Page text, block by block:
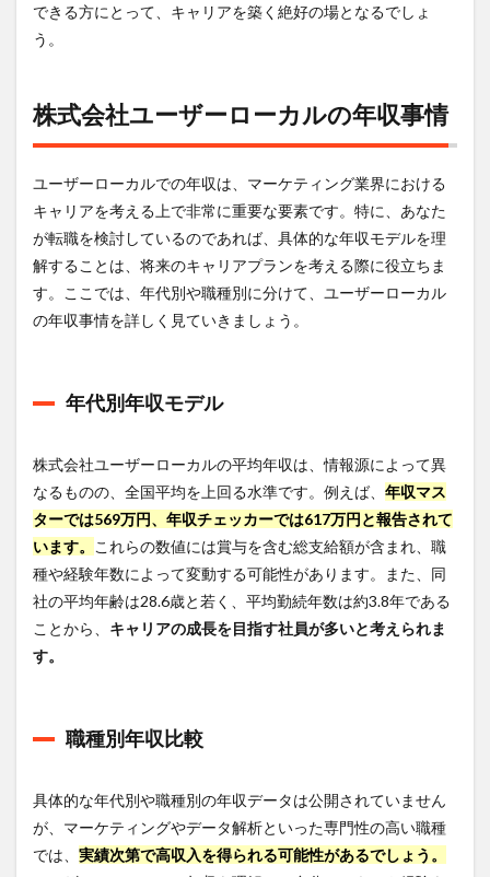
する
リッ
ト
激務
度と
ザー
ロー
のワ
ーク
ス
5.1
の実
態と
他社
比較
5.2
ワー
クラ
状
株式
会社
ユー
ザー
ロー
できる方にとって、キャリアを築く絶好の場となるでしょ
う。
株式会社ユーザーローカルの年収事情
ユーザーローカルでの年収は、マーケティング業界における
キャリアを考える上で非常に重要な要素です。特に、あなた
が転職を検討しているのであれば、具体的な年収モデルを理
解することは、将来のキャリアプランを考える際に役立ちま
す。ここでは、年代別や職種別に分けて、ユーザーローカル
の年収事情を詳しく見ていきましょう。
年代別年収モデル
株式会社ユーザーローカルの平均年収は、情報源によって異
なるものの、全国平均を上回る水準です。例えば、 年収マス
ターでは569万円、年収チェッカーでは617万円と報告されて
います。
これらの数値には賞与を含む総支給額が含まれ、職
種や経験年数によって変動する可能性があります。また、同
社の平均年齢は28.6歳と若く、平均勤続年数は約3.8年である
ことから、 キャリアの成長を目指す社員が多いと考えられま
す。
職種別年収比較
具体的な年代別や職種別の年収データは公開されていません
が、マーケティングやデータ解析といった専門性の高い職種
では、 実績次第で高収入を得られる可能性があるでしょう。